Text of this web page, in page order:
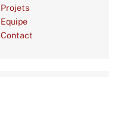
Projets
Equipe
Contact